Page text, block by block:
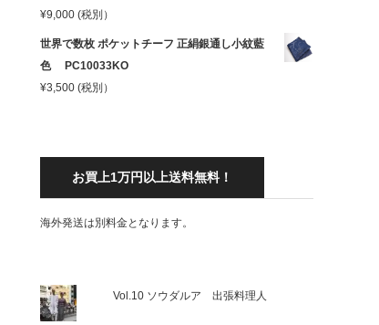
¥9,000 (税別）
世界で数枚 ポケットチーフ 正絹銀通し小紋藍
色 PC10033KO
¥3,500 (税別）
お買上1万円以上送料無料！
海外発送は別料金となります。
Vol.10 ソウダルア 出張料理人